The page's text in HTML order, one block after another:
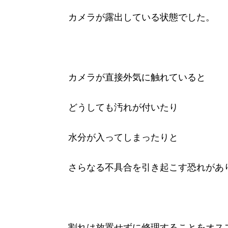
カメラが露出している状態でした。
カメラが直接外気に触れていると
どうしても汚れが付いたり
水分が入ってしまったりと
さらなる不具合を引き起こす恐れがあ